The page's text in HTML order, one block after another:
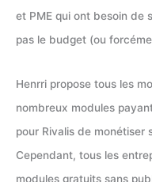
et PME qui ont besoin de
pas le budget (ou
Henrri propose tous les
nombreux modules
pour Rivalis de monétiser
Cependant, tous les
modules gratuits sans